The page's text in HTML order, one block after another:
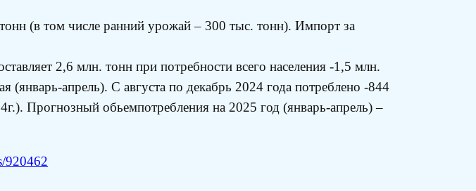
(в том числе ранний урожай – 300 тыс. тонн). Импорт за
2,6 млн. тонн при потребности всего населения -1,5 млн.
апрель). С августа по декабрь 2024 года потреблено -844
Прогнозный обьемпотребления на 2025 год (январь-апрель) –
920462